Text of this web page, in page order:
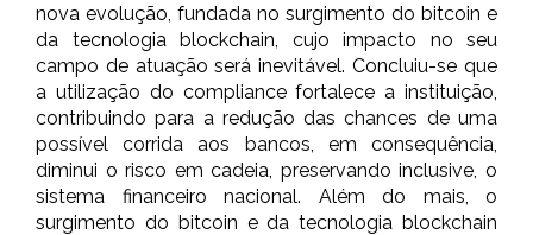
nova evolução, fundada no surgimento do bitcoin e
da tecnologia blockchain, cujo impacto no seu
campo de atuação será inevitável. Concluiu-se que
a utilização do compliance fortalece a instituição,
contribuindo para a redução das chances de uma
possível corrida aos bancos, em consequência,
diminui o risco em cadeia, preservando inclusive, o
sistema financeiro nacional. Além do mais, o
surgimento do bitcoin e da tecnologia blockchain